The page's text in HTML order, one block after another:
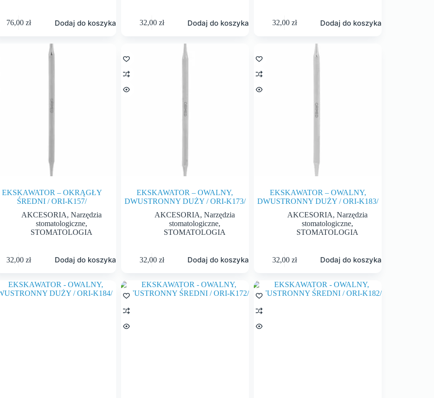
76,00zł Dodaj do koszyka 32,00 zł Dodaj do koszyka 32,00zł Dodaj do koszyka
EKSKAWATOR – OKRĄGŁY
ŚREDNI / ORI-K157/
AKCESORIA,Narzędzia
stomatologiczne,
STOMATOLOGIA
32,00zł Dodaj do koszyka
EKSKAWATOR – OWALNY,
DWUSTRONNY DUŻY / ORI-K173/
AKCESORIA, Narzędzia
stomatologiczne,
STOMATOLOGIA
32,00 zł Dodaj do koszyka
EKSKAWATOR – OWALNY,
DWUSTRONNY DUŻY / ORI-K183/
AKCESORIA,Narzędzia
stomatologiczne,
STOMATOLOGIA
32,00zł Dodaj do koszyka